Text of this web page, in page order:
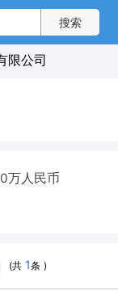
限公司
万人民币
(共 1条 )